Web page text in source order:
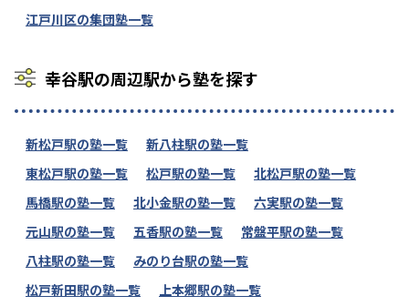
江戸川区の集団塾一覧
幸谷駅の周辺駅から塾を探す
新松戸駅の塾一覧
新八柱駅の塾一覧
東松戸駅の塾一覧
松戸駅の塾一覧
北松戸駅の塾一覧
馬橋駅の塾一覧
北小金駅の塾一覧
六実駅の塾一覧
元山駅の塾一覧
五香駅の塾一覧
常盤平駅の塾一覧
八柱駅の塾一覧
みのり台駅の塾一覧
松戸新田駅の塾一覧
上本郷駅の塾一覧